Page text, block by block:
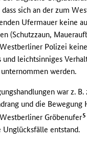
sich an der zum
Ufermauer keine
(Schutzzaun,
Polizei
und leichtsinniges
werden.
war z. B.
und die Bewegung
Gröbenufer5
entstand.